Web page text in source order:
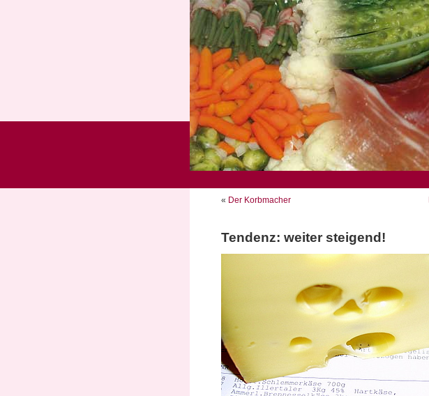
« Der Korbmacher
Tendenz: weiter steigend!